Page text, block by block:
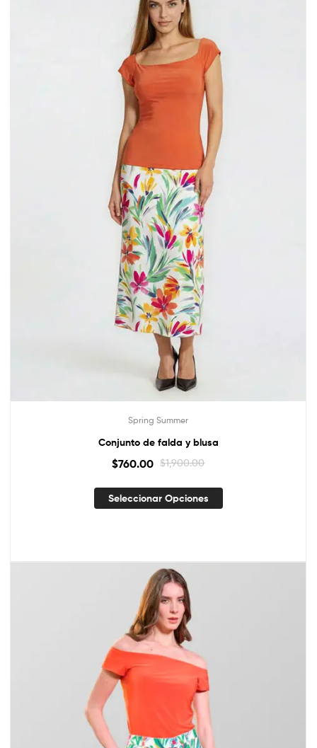
Spring Summer
Conjunto de falda y blusa
$1,900.00
$760.00
Seleccionar Opciones